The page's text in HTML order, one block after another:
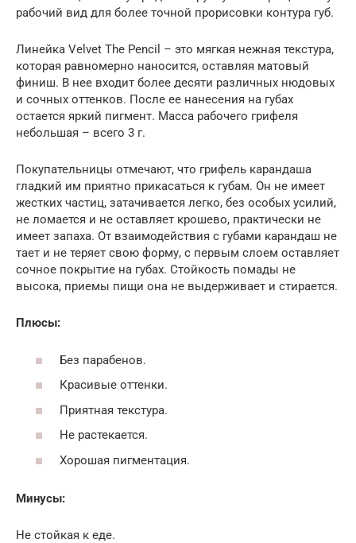
рабочий вид для более точной прорисовки контура губ.
Линейка Velvet The Pencil – это мягкая нежная текстура,
которая равномерно наносится, оставляя матовый
финиш. В нее входит более десяти различных нюдовых
и сочных оттенков. После ее нанесения на губах
остается яркий пигмент. Масса рабочего грифеля
небольшая – всего 3 г.
Покупательницы отмечают, что грифель карандаша
гладкий им приятно прикасаться к губам. Он не имеет
жестких частиц, затачивается легко, без особых усилий,
не ломается и не оставляет крошево, практически не
имеет запаха. От взаимодействия с губами карандаш не
тает и не теряет свою форму, с первым слоем оставляет
сочное покрытие на губах. Стойкость помады не
высока, приемы пищи она не выдерживает и стирается.
Плюсы:
Без парабенов.
Красивые оттенки.
Приятная текстура.
Не растекается.
Хорошая пигментация.
Минусы:
Не стойкая к еде.